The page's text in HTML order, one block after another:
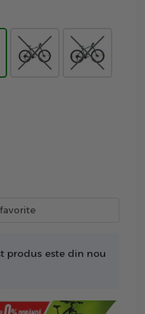
produs este din nou